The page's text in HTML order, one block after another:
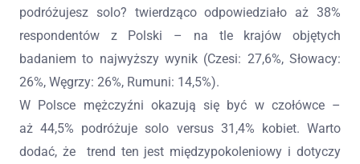
podróżujesz solo? twierdząco odpowiedziało aż 38%
respondentów z Polski – na tle krajów objętych
badaniem to najwyższy wynik (Czesi: 27,6%, Słowacy:
26%, Węgrzy: 26%, Rumuni: 14,5%).
W Polsce mężczyźni okazują się być w czołówce –
aż 44,5% podróżuje solo versus 31,4% kobiet. Warto
dodać, że trend ten jest międzypokoleniowy i dotyczy